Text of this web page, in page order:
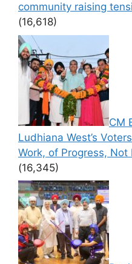
community raising
(16,618)
CM
Ludhiana West’s
Work, of Progress, Not
(16,345)